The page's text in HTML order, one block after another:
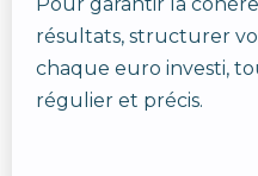
résultats, structurer
chaque euro investi,
régulier et précis.